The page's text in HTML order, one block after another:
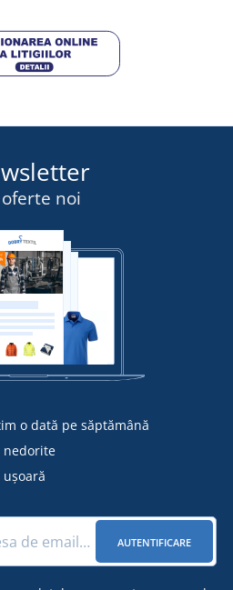
noi
o dată pe săptămână
nedorite
ușoară
AUTENTIFICARE